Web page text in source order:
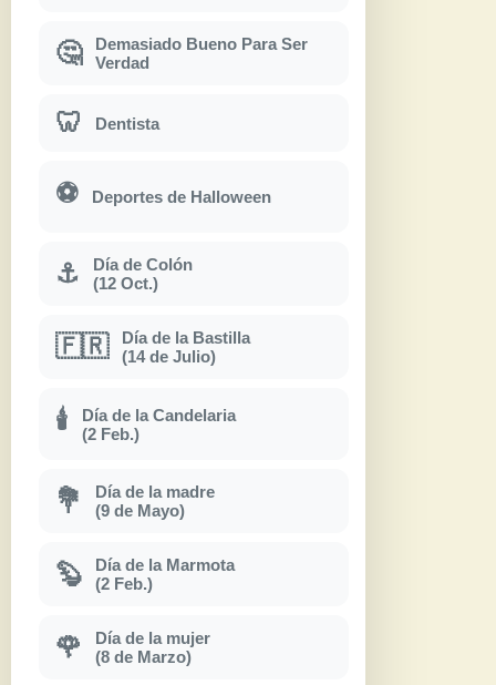
🤔
Demasiado Bueno Para Ser
Verdad
🦷 Dentista
⚽ Deportes de Halloween
⚓
Día de Colón
(12 Oct.)
🇫🇷
Día de la Bastilla
(14 de Julio)
🕯
Día de la Candelaria
(2 Feb.)
💐
Día de la madre
(9 de Mayo)
🦫
Día de la Marmota
(2 Feb.)
🌹
Día de la mujer
(8 de Marzo)